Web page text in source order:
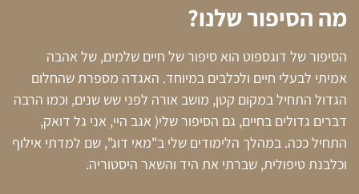
מה הסיפור שלנו?
הסיפור של דוגספוט הוא סיפור של חיים שלמים, של אהבה
אמיתי לבעלי חיים ולכלבים במיוחד. האגדה מספרת שהחלום
הגדול התחיל במקום קטן, מושב אורה לפני שש שנים, וכמו הרבה
דברים גדולים בחיים, גם הסיפור שלי( אגב היי, אני גל דואק,
התחיל ככה. במהלך הלימודים שלי ב"מאי דוג", שם למדתי אילוף
וכלבנת טיפולית, שברתי את היד והשאר היסטוריה.